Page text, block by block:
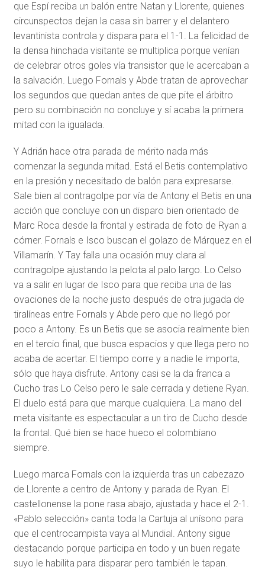
que Espí reciba un balón entre Natan y Llorente, quienes
circunspectos dejan la casa sin barrer y el delantero
levantinista controla y dispara para el 1-1. La felicidad de
la densa hinchada visitante se multiplica porque venían
de celebrar otros goles vía transistor que le acercaban a
la salvación. Luego Fornals y Abde tratan de aprovechar
los segundos que quedan antes de que pite el árbitro
pero su combinación no concluye y sí acaba la primera
mitad con la igualada.
Y Adrián hace otra parada de mérito nada más
comenzar la segunda mitad. Está el Betis contemplativo
en la presión y necesitado de balón para expresarse.
Sale bien al contragolpe por vía de Antony el Betis en una
acción que concluye con un disparo bien orientado de
Marc Roca desde la frontal y estirada de foto de Ryan a
córner. Fornals e Isco buscan el golazo de Márquez en el
Villamarín. Y Tay falla una ocasión muy clara al
contragolpe ajustando la pelota al palo largo. Lo Celso
va a salir en lugar de Isco para que reciba una de las
ovaciones de la noche justo después de otra jugada de
tiralíneas entre Fornals y Abde pero que no llegó por
poco a Antony. Es un Betis que se asocia realmente bien
en el tercio final, que busca espacios y que llega pero no
acaba de acertar. El tiempo corre y a nadie le importa,
sólo que haya disfrute. Antony casi se la da franca a
Cucho tras Lo Celso pero le sale cerrada y detiene Ryan.
El duelo está para que marque cualquiera. La mano del
meta visitante es espectacular a un tiro de Cucho desde
la frontal. Qué bien se hace hueco el colombiano
siempre.
Luego marca Fornals con la izquierda tras un cabezazo
de Llorente a centro de Antony y parada de Ryan. El
castellonense la pone rasa abajo, ajustada y hace el 2-1.
«Pablo selección» canta toda la Cartuja al unísono para
que el centrocampista vaya al Mundial. Antony sigue
destacando porque participa en todo y un buen regate
suyo le habilita para disparar pero también le tapan.